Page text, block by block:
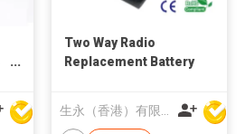
Two Way Radio
Replacement Battery